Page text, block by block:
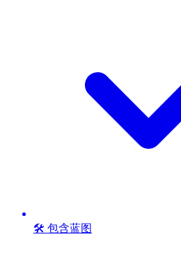
🛠️ 包含蓝图